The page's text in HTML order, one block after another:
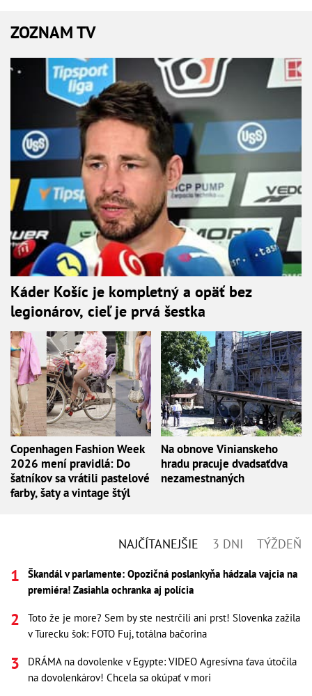
ZOZNAM TV
Káder Košíc je kompletný a opäť bez
legionárov, cieľ je prvá šestka
Copenhagen Fashion Week
2026 mení pravidlá: Do
šatníkov sa vrátili pastelové
farby, šaty a vintage štýl
Na obnove Vinianskeho
hradu pracuje dvadsaťdva
nezamestnaných
NAJČÍTANEJŠIE 3 DNI TÝŽDEŇ
Škandál v parlamente: Opozičná poslankyňa hádzala vajcia na
premiéra! Zasiahla ochranka aj polícia
Toto že je more? Sem by ste nestrčili ani prst! Slovenka zažila
v Turecku šok: FOTO Fuj, totálna bačorina
DRÁMA na dovolenke v Egypte: VIDEO Agresívna ťava útočila
na dovolenkárov! Chcela sa okúpať v mori